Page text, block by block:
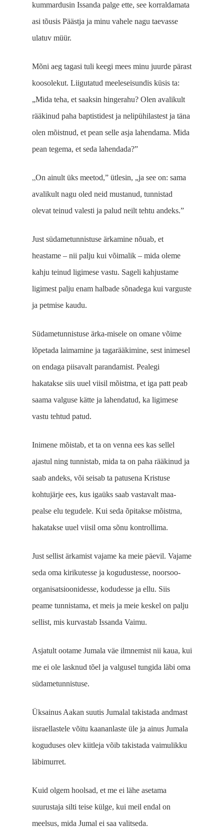
kummardusin Issanda palge ette, see korraldamata
asi tõusis Päästja ja minu vahele nagu taevasse
ulatuv müür.
Mõni aeg tagasi tuli keegi mees minu juurde pärast
koosolekut. Liigutatud meele­seisundis küsis ta:
„Mida teha, et saaksin hingerahu? Olen avalikult
rääkinud paha baptistidest ja nelipühilastest ja täna
olen mõistnud, et pean selle asja lahendama. Mida
pean tegema, et seda la­hendada?”
„On ainult üks meetod,” ütlesin, „ja see on: sama
avalikult nagu oled neid mustanud, tunnistad
olevat teinud valesti ja palud neilt tehtu andeks.”
Just südametunnistuse är­kamine nõuab, et
heastame ‒ nii palju kui võimalik ‒ mida oleme
kahju teinud ligimese vastu. Sageli kahjustame
ligimest palju enam halbade sõnadega kui varguste
ja petmise kaudu.
Südametunnistuse ärka-misele on omane võime
lõpetada laimamine ja tagarääkimine, sest inimesel
on endaga piisavalt paranda­mist. Pealegi
hakatakse siis uuel viisil mõistma, et iga patt peab
saama valguse kätte ja lahendatud, ka ligimese
vastu tehtud patud.
Inimene mõistab, et ta on venna ees kas sellel
ajastul ning tunnistab, mida ta on paha rääkinud ja
saab andeks, või seisab ta patusena Kristuse
kohtujärje ees, kus igaüks saab vastavalt maa­
pealse elu tegudele. Kui seda õpitakse mõistma,
hakatakse uuel viisil oma sõnu kontrollima.
Just sellist ärkamist vajame ka meie päevil. Vajame
seda oma kirikutesse ja kogu­dustesse, noorsoo-
organisat­sioonidesse, kodudesse ja ellu. Siis
peame tunnistama, et meis ja meie keskel on palju
sellist, mis kurvastab Issanda Vaimu.
Asjatult ootame Jumala väe ilmnemist nii kaua, kui
me ei ole lasknud tõel ja valgusel tungida läbi oma
südametunnistuse.
Üksainus Aakan suutis Jumalal takistada andmast
iisraellastele võitu kaanan­laste üle ja ainus Jumala
koguduses olev kiitleja võib takistada vaimulikku
läbi­murret.
Kuid olgem hoolsad, et me ei lähe asetama
suurustaja silti teise külge, kui meil endal on
meelsus, mida Jumal ei saa valitseda.